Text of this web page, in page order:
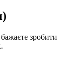
зробити